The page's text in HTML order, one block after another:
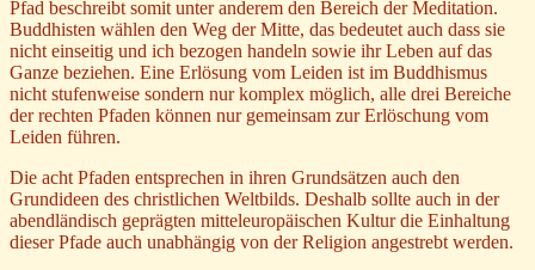
Pfad beschreibt somit unter anderem den Bereich der Meditation.
Buddhisten wählen den Weg der Mitte, das bedeutet auch dass sie
nicht einseitig und ich bezogen handeln sowie ihr Leben auf das
Ganze beziehen. Eine Erlösung vom Leiden ist im Buddhismus
nicht stufenweise sondern nur komplex möglich, alle drei Bereiche
der rechten Pfaden können nur gemeinsam zur Erlöschung vom
Leiden führen.
Die acht Pfaden entsprechen in ihren Grundsätzen auch den
Grundideen des christlichen Weltbilds. Deshalb sollte auch in der
abendländisch geprägten mitteleuropäischen Kultur die Einhaltung
dieser Pfade auch unabhängig von der Religion angestrebt werden.